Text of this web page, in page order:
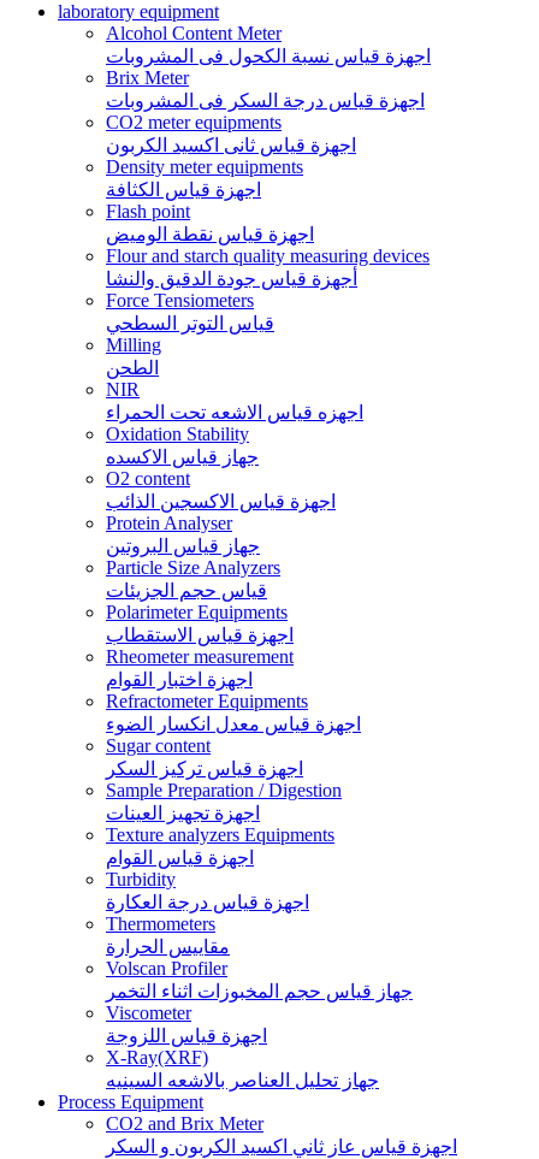
laboratory equipment
Alcohol Content Meter
اجهزة قياس نسبة الكحول فى المشروبات
Brix Meter
اجهزة قياس درجة السكر فى المشروبات
CO2 meter equipments
اجهزة قياس ثانى اكسيد الكربون
Density meter equipments
اجهزة قياس الكثافة
Flash point
اجهزة قياس نقطة الوميض
Flour and starch quality measuring devices
أجهزة قياس جودة الدقيق والنشا
Force Tensiometers
قياس التوتر السطحي
Milling
الطحن
NIR
اجهزه قياس الاشعه تحت الحمراء
Oxidation Stability
جهاز قياس الاكسده
O2 content
اجهزة قياس الاكسجين الذائب
Protein Analyser
جهاز قياس البروتين
Particle Size Analyzers
قياس حجم الجزيئات
Polarimeter Equipments
اجهزة قياس الاستقطاب
Rheometer measurement
اجهزة اختبار القوام
Refractometer Equipments
اجهزة قياس معدل انكسار الضوء
Sugar content
اجهزة قياس تركيز السكر
Sample Preparation / Digestion
اجهزة تجهيز العينات
Texture analyzers Equipments
اجهزة قياس القوام
Turbidity
اجهزة قياس درجة العكارة
Thermometers
مقاييس الحرارة
Volscan Profiler
جهاز قياس حجم المخبوزات اثناء التخمر
Viscometer
اجهزة قياس اللزوجة
X-Ray(XRF)
جهاز تحليل العناصر بالاشعه السينيه
Process Equipment
CO2 and Brix Meter
اجهزة قياس عاز ثاني اكسيد الكربون و السكر